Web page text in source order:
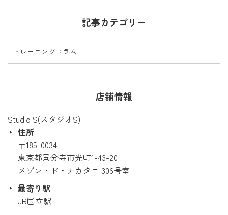
記事カテゴリー
トレーニングコラム
店舗情報
Studio S(スタジオS)
住所
〒185-0034
東京都国分寺市光町1-43-20
メゾン・ド・ナカタニ 306号室
最寄り駅
JR国立駅